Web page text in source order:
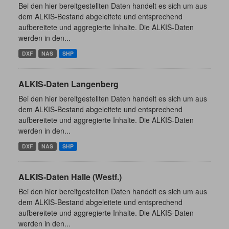
Bei den hier bereitgestellten Daten handelt es sich um aus
dem ALKIS-Bestand abgeleitete und entsprechend
aufbereitete und aggregierte Inhalte. Die ALKIS-Daten
werden in den...
DXF NAS SHP
ALKIS-Daten Langenberg
Bei den hier bereitgestellten Daten handelt es sich um aus
dem ALKIS-Bestand abgeleitete und entsprechend
aufbereitete und aggregierte Inhalte. Die ALKIS-Daten
werden in den...
DXF NAS SHP
ALKIS-Daten Halle (Westf.)
Bei den hier bereitgestellten Daten handelt es sich um aus
dem ALKIS-Bestand abgeleitete und entsprechend
aufbereitete und aggregierte Inhalte. Die ALKIS-Daten
werden in den...